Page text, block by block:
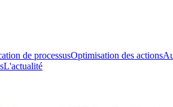
de processusOptimisation des actions
L'actualité